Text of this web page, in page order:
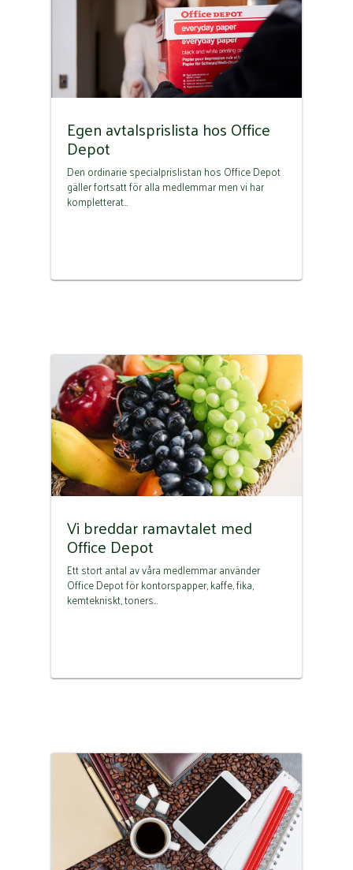
Egen avtalsprislista hos Office
Depot
Den ordinarie specialprislistan hos Office Depot
gäller fortsatt för alla medlemmar men vi har
kompletterat…
Vi breddar ramavtalet med
Office Depot
Ett stort antal av våra medlemmar använder
Office Depot för kontorspapper, kaffe, fika,
kemtekniskt, toners…